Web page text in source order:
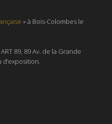
»à Bois-Colombes le
ART 89, 89 Av. de la Grande